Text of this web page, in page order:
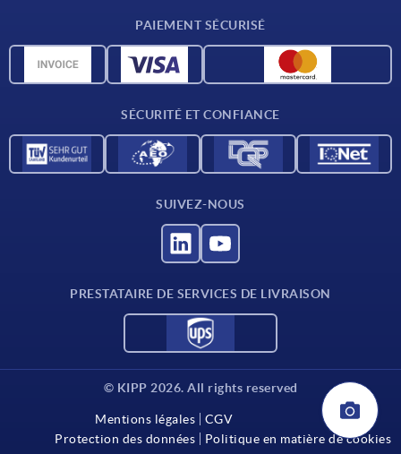
Données CAO
PAIEMENT SÉCURISÉ
SÉCURITÉ ET CONFIANCE
SUIVEZ-NOUS
PRESTATAIRE DE SERVICES DE LIVRAISON
© KIPP 2026. All rights reserved
Mentions légales
CGV
Protection des données
Politique en matière de cookies